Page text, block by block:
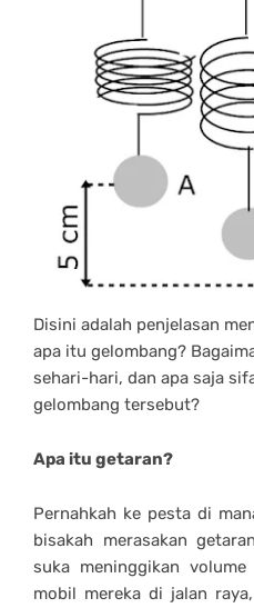
Disini adalah penjelasan
apa itu gelombang?
sehari-hari, dan apa saja
gelombang tersebut?
Apa itu getaran?
Pernahkah ke pesta di
bisakah merasakan
suka meninggikan
mobil mereka di jalan